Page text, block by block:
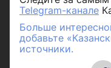
Telegram-канале
Больше
добавьте
источники.